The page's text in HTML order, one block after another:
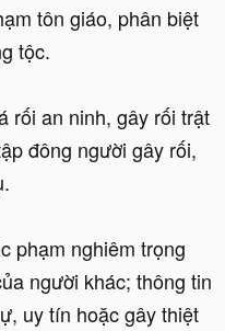
tôn giáo, phân biệt
tộc.
rối an ninh, gây rối trật
đông người gây rối,
phạm nghiêm trọng
người khác; thông tin
uy tín hoặc gây thiệt